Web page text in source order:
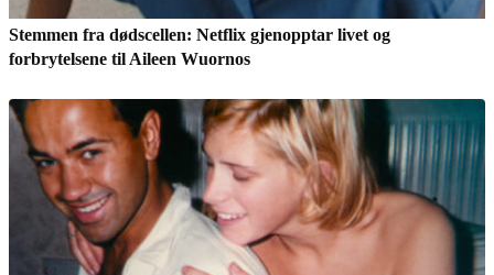
Stemmen fra dødscellen: Netflix gjenopptar livet og
forbrytelsene til Aileen Wuornos